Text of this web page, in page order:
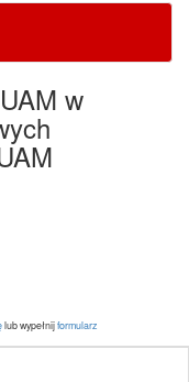
w
lub wypełnijformularz